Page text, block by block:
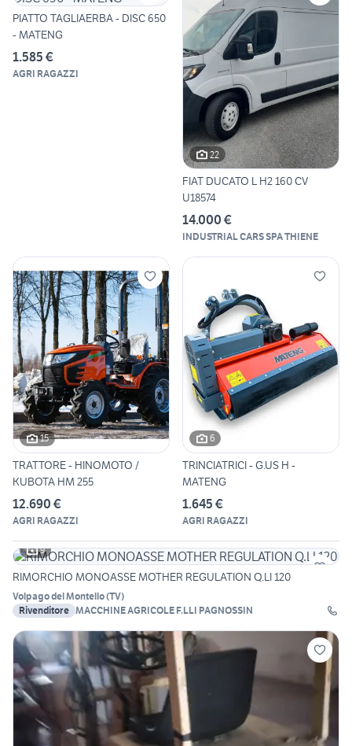
PIATTO TAGLIAERBA - DISC 650
- MATENG
1.585 €
AGRI RAGAZZI
22
FIAT DUCATO L H2 160 CV
U18574
14.000 €
INDUSTRIAL CARS SPA THIENE
15
TRATTORE - HINOMOTO /
KUBOTA HM 255
12.690 €
AGRI RAGAZZI
6
TRINCIATRICI - G.US H -
MATENG
1.645 €
AGRI RAGAZZI
9
RIMORCHIO MONOASSE MOTHER REGULATION Q.LI 120
Volpago del Montello(TV)
Rivenditore MACCHINE AGRICOLE F.LLI PAGNOSSIN